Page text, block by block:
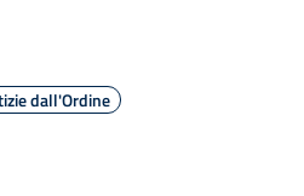
dall'Ordine